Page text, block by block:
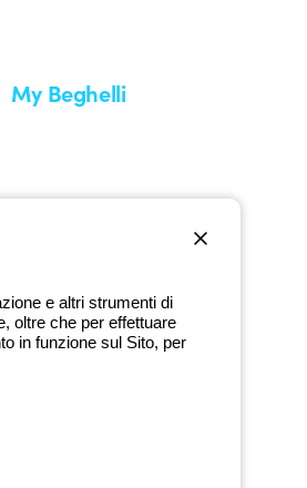
My Beghelli
800 626 626
- REA BO-319364 - Cap. Soc.
e altri strumenti di
oltre che per effettuare
in funzione sul Sito, per